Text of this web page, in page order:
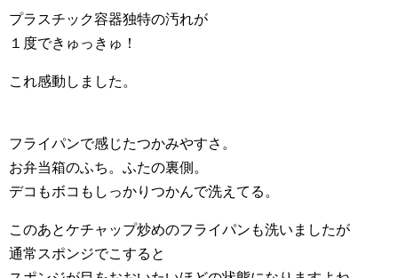
プラスチック容器独特の汚れが
１度できゅっきゅ！
これ感動しました。
フライパンで感じたつかみやすさ。
お弁当箱のふち。ふたの裏側。
デコもボコもしっかりつかんで洗えてる。
このあとケチャップ炒めのフライパンも洗いましたが
通常スポンジでこすると